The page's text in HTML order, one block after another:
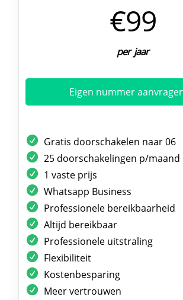
€99
per jaar
Eigen nummer
Gratis doorschakelen naar 06
25 doorschakelingen p/maand
1 vaste prijs
Whatsapp Business
Professionele bereikbaarheid
Altijd bereikbaar
Professionele uitstraling
Flexibiliteit
Kostenbesparing
Meer vertrouwen